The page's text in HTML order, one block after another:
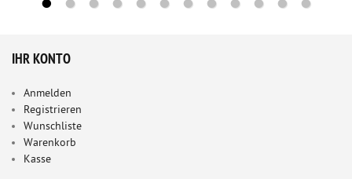
IHR KONTO
Anmelden
Registrieren
Wunschliste
Warenkorb
Kasse